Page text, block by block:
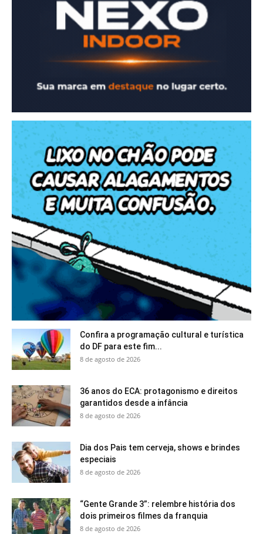
Confira a programação cultural e turística
do DF para este fim...
8 de agosto de 2026
36 anos do ECA: protagonismo e direitos
garantidos desde a infância
8 de agosto de 2026
Dia dos Pais tem cerveja, shows e brindes
especiais
8 de agosto de 2026
“Gente Grande 3”: relembre história dos
dois primeiros filmes da franquia
8 de agosto de 2026